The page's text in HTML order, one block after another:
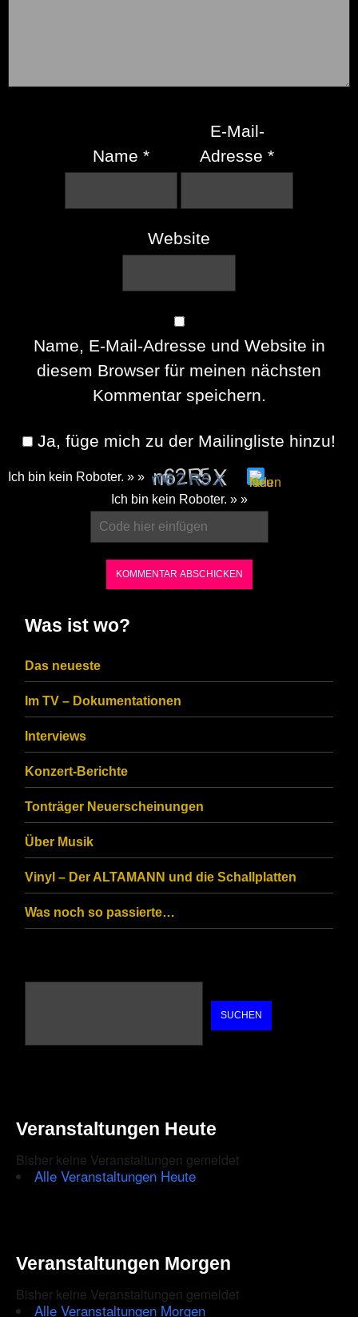
Name *
E-Mail-
Adresse*
Website
Name, E-Mail-Adresse und Website in
diesem Browser für meinen nächsten
Kommentar speichern.
Ja, füge mich zu der Mailingliste hinzu!
Ich bin kein Roboter. » »
CAPTCHA
ensure
that
you
are
human.
Ich bin kein Roboter. » »
Was ist wo?
Das neueste
Im TV – Dokumentationen
Interviews
Konzert-Berichte
Tonträger Neuerscheinungen
Über Musik
Vinyl – Der ALTAMANN und die Schallplatten
Was noch so passierte…
SUCHEN
Veranstaltungen Heute
Bisher keine Veranstaltungen gemeldet
Alle Veranstaltungen Heute
Veranstaltungen Morgen
Bisher keine Veranstaltungen gemeldet
Alle Veranstaltungen Morgen